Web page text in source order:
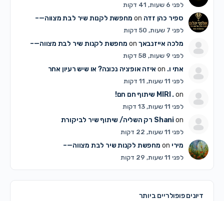
לפני 6 שעות, 41 דקות
ספיר כהן זדהon מחפשת לקנות שיר לבת מצווה—–
לפני 7 שעות, 50 דקות
מלכה אייזנבאךon מחפשת לקנות שיר לבת מצווה—–
לפני 9 שעות, 58 דקות
אתי ו.on איזה אופציה נכונה? או שיש רעיון אחר
לפני 11 שעות, 11 דקות
MIRI .on שיתוף חם חם!
לפני 11 שעות, 13 דקות
Shanion רק השליה/ שיתוף שיר לביקורת
לפני 11 שעות, 22 דקות
מיריon מחפשת לקנות שיר לבת מצווה—–
לפני 11 שעות, 29 דקות
דיונים פופולריים ביותר